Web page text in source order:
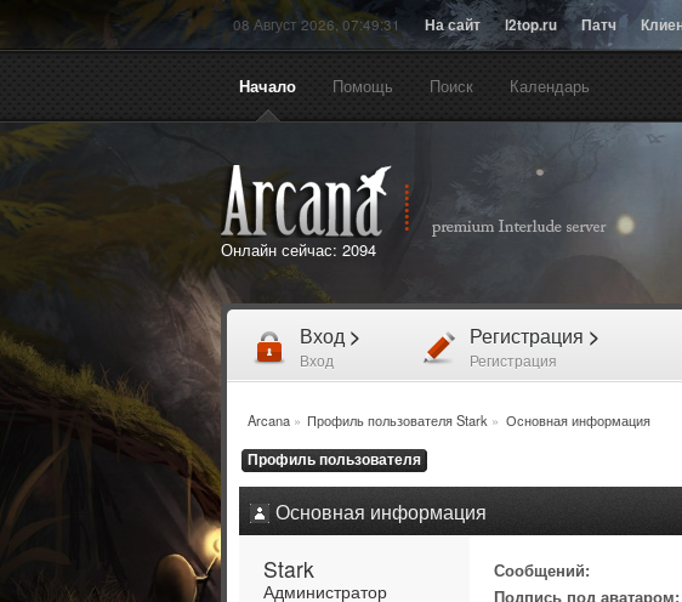
08 Август 2026, 07:49:31 На сайт l2top.ru Патч
Начало Помощь Поиск Календарь
Онлайн сейчас: 2094
Вход >
Вход
Регистрация >
Регистрация
Arcana» Профиль пользователя Stark » Основная информация
Профиль пользователя
Основная информация
Stark
Администратор
Сообщений:
Подпись под аватаром: